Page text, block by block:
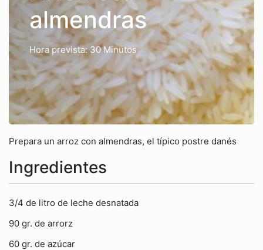
almendras
Hora prevista: 30 Minutos
Prepara un arroz con almendras, el típico postre danés
Ingredientes
3/4 de litro de leche desnatada
90 gr. de arrorz
60 gr. de azúcar